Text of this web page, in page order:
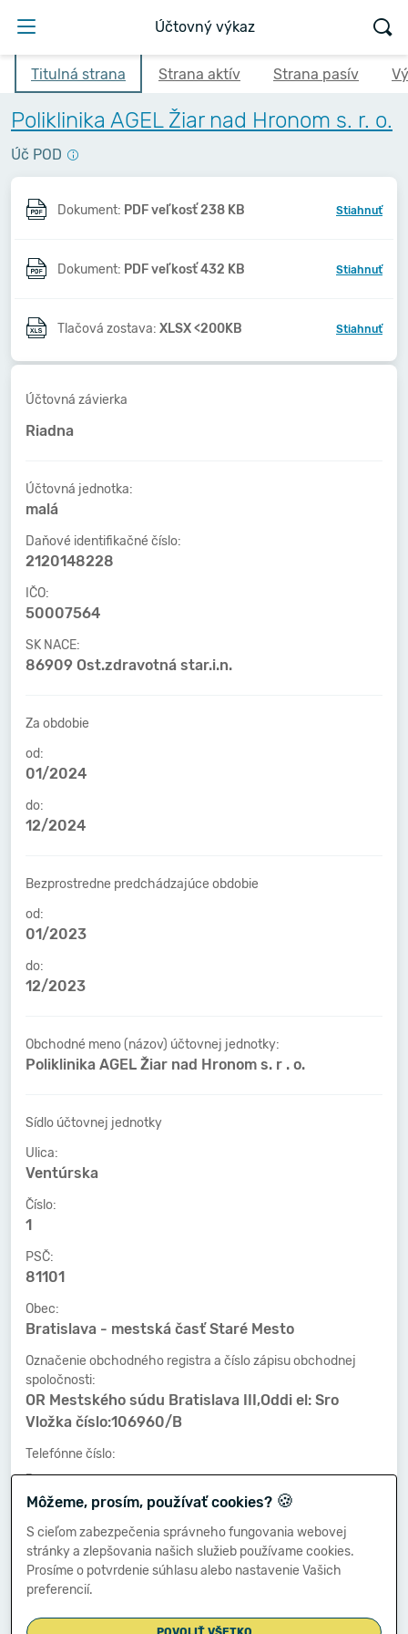
Účtovný výkaz
Titulná strana Strana aktív Strana pasív
Poliklinika AGEL Žiar nad Hronom s. r. o.
Úč POD
Dokument: PDF veľkosť 238 KB Stiahnuť
Dokument: PDF veľkosť 432 KB Stiahnuť
Tlačová zostava: XLSX <200KB Stiahnuť
Účtovná závierka
Riadna
Účtovná jednotka:
malá
Daňové identifikačné číslo:
2120148228
IČO:
50007564
SK NACE:
86909 Ost.zdravotná star.i.n.
Za obdobie
od:
01/2024
do:
12/2024
Bezprostredne predchádzajúce obdobie
od:
01/2023
do:
12/2023
Obchodné meno (názov) účtovnej jednotky:
Poliklinika AGEL Žiar nad Hronom s. r . o.
Sídlo účtovnej jednotky
Ulica:
Ventúrska
Číslo:
1
PSČ:
81101
Obec:
Bratislava - mestská časť Staré Mesto
Označenie obchodného registra a číslo zápisu obchodnej
spoločnosti:
OR Mestského súdu Bratislava III,Oddi el: Sro
Vložka číslo:106960/B
Telefónne číslo:
-
Faxové číslo:
-
E-mailová adresa:
-
Môžeme, prosím, používať cookies? 🍪
S cieľom zabezpečenia správneho fungovania webovej
stránky a zlepšovania našich služieb používame cookies.
Prosíme o potvrdenie súhlasu alebo nastavenie Vašich
preferencií.